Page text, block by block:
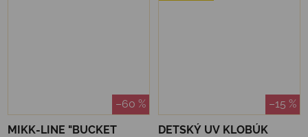
–60 %
MIKK-LINE "BUCKET
–15 %
DETSKÝ UV KLOBÚK